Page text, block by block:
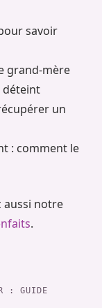
savoir
grand-mère
déteint
un
: comment le
aussi notre
.
: GUIDE